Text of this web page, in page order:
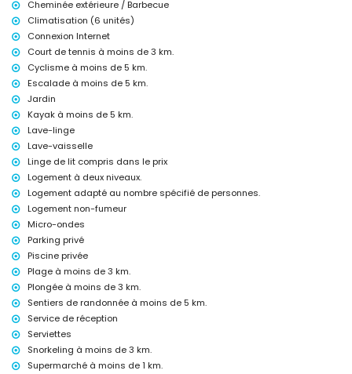
port le plus proche : Nou Fontana (à moins de 3 kilomètres de la villa)
parc le plus proche : Pinosol (à moins de 4 kilomètres de la villa)
aéroport le plus proche : Alicante (à moins de 100 kilomètres de la
villa)
deuxième aéroport le plus proche : Valence (> 100 kilomètres)
fumer n'est pas autorisé
animaux de compagnie autorisés
L'hébergement convient très bien aux familles avec enfants
Équipements et services inclus dans le prix de location de la villa
internet (fibre optique)
fer et planche à repasser
linge de lit et serviettes
service de réception et service d'urgence 24h/24
tennis de table
chauffage et climatisation
Équipements et services à coût supplémentaire
lit supplémentaire et lit/berceau pour enfant (sur demande)
Activités de divertissement et de loisirs pour vos vacances à
Jávea, Costa Blanca
bar (à moins de 1000 mètres de la maison)
cinéma, discothèque, promenade (El Arenal et Jávea) (à moins de 5
kilomètres de la maison)
Sites et culture à Jávea, Costa Blanca
Cheminée extérieure / Barbecue
Climatisation (6 unités)
Connexion Internet
Court de tennis à moins de 3 km.
Cyclisme à moins de 5 km.
Escalade à moins de 5 km.
Jardin
Kayak à moins de 5 km.
Lave-linge
Lave-vaisselle
Linge de lit compris dans le prix
Logement à deux niveaux.
Logement adapté au nombre spécifié de personnes.
Logement non-fumeur
Micro-ondes
Parking privé
Piscine privée
Plage à moins de 3 km.
Plongée à moins de 3 km.
Sentiers de randonnée à moins de 5 km.
Service de réception
Serviettes
Snorkeling à moins de 3 km.
Supermarché à moins de 1 km.